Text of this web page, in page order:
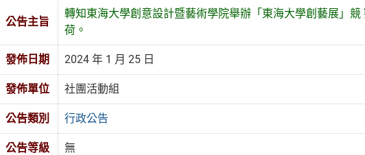
公告主旨
轉知東海大學創意設計暨藝術學院舉辦「東海大學創藝展」
荷。
發佈日期 2024 年 1 月 25 日
發佈單位 社團活動組
公告類別 行政公告
公告等級 無